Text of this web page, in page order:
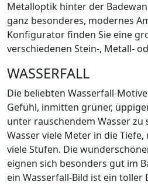
Metalloptik hinter der
ganz besonderes, modernes
Konfigurator finden Sie eine
verschiedenen Stein-, Metall-
WASSERFALL
Die beliebten Wasserfall-
Gefühl, inmitten grüner,
unter rauschendem Wasser zu
Wasser viele Meter in die
viele Stufen. Die
eignen sich besonders gut im
ein Wasserfall-Bild ist ein toller